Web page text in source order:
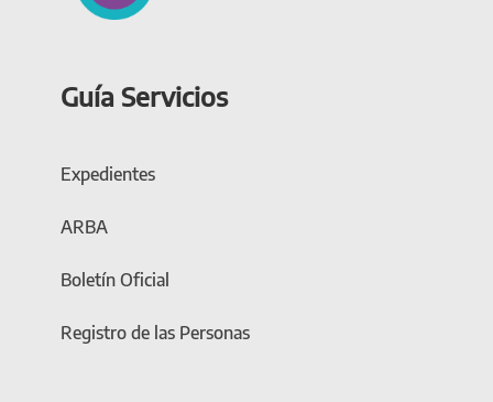
Guía Servicios
Expedientes
ARBA
Boletín Oficial
Registro de las Personas